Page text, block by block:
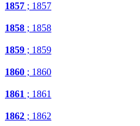
1857 ; 1857
1858 ; 1858
1859 ; 1859
1860 ; 1860
1861 ; 1861
1862 ; 1862